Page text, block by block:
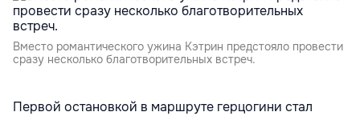
Вместо романтического ужина Кэтрин предстояло провести
сразу несколько благотворительных встреч.
Первой остановкой в маршруте герцогини стал